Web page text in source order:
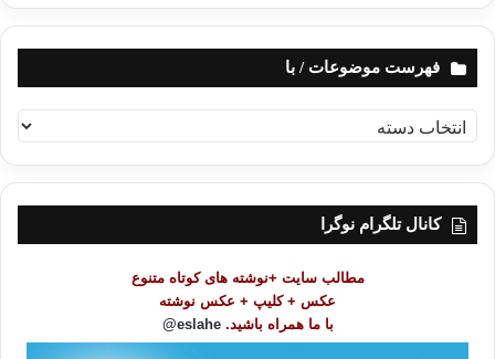
فهرست موضوعات / با
ه
ر
کانال تلگرام نوگرا
مطالب سایت +نوشته های کوتاه متنوع
عکس + کلیپ + عکس نوشته
با ما همراه باشید. eslahe@